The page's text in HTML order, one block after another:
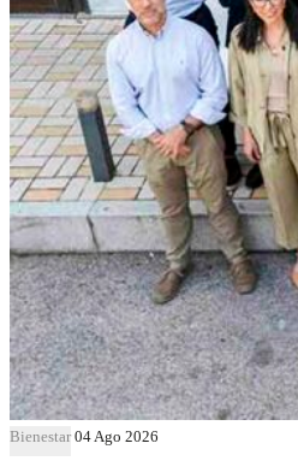
Bienestar 04 Ago 2026